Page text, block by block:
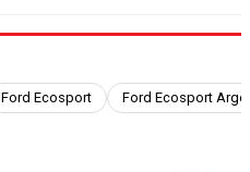
Ford Ecosport Ford Ecosport